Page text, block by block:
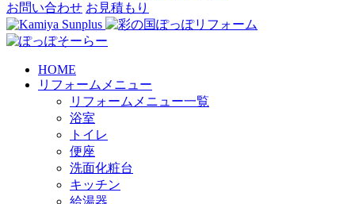
お問い合わせ お見積もり
HOME
リフォームメニュー
リフォームメニュー一覧
浴室
トイレ
便座
洗面化粧台
キッチン